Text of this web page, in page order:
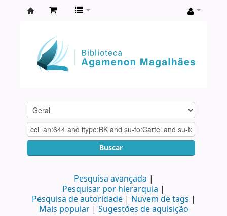
Agamenon
Magalhães
Buscar
Pesquisa avançada
Pesquisar por hierarquia
Pesquisa de autoridade
Nuvem de tags
Mais popular
Sugestões de aquisição